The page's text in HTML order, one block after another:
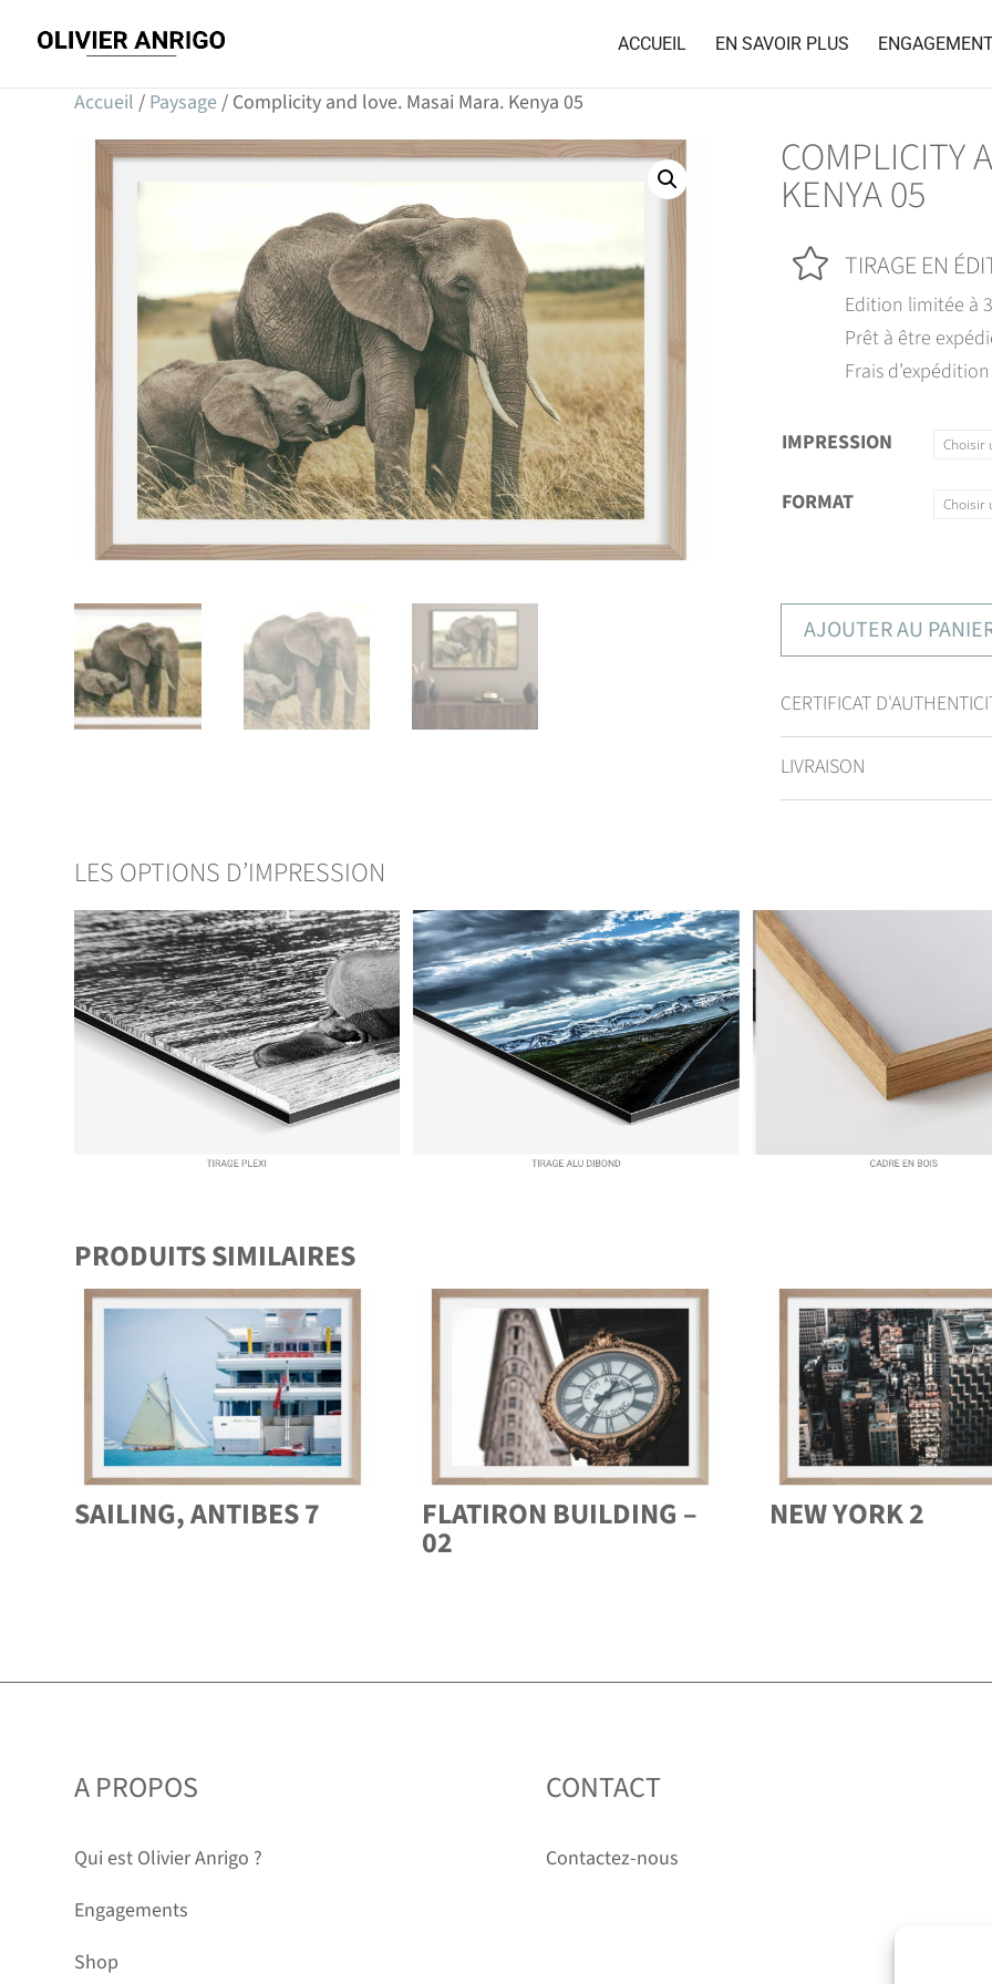
ACCUEIL EN SAVOIR PLUS
Accueil / Paysage/ Complicity and love. Masai Mara. Kenya 05
COMPLICITY
KENYA 05
 TIRAGE EN
Edition limitée à
Prêt à être
Frais
IMPRESSION
FORMAT
AJOUTER AU
CERTIFICAT
LIVRAISON
LES OPTIONS D’IMPRESSION
PRODUITS SIMILAIRES
SAILING, ANTIBES 7 FLATIRON BUILDING –
02
NEW YORK 2
A PROPOS
Qui est Olivier Anrigo ?
Engagements
Shop
CONTACT
Contactez-nous